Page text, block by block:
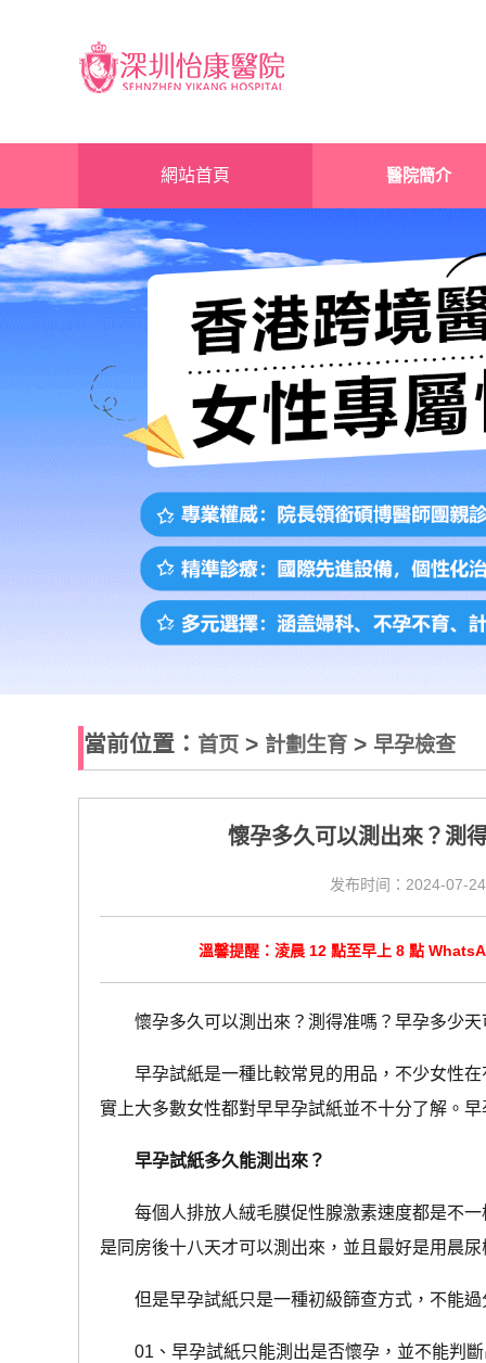
網站首頁 醫院簡介
當前位置： 首页 > 計劃生育 > 早孕檢查
懷孕多久可以測出來？測
发布时间：2024-07-
溫馨提醒：淩晨 12 點至早上 8 點
懷孕多久可以測出來？測得准嗎？早孕多少天
早孕試紙是一種比較常見的用品，不少女性在
實上大多數女性都對早早孕試紙並不十分了解。
早孕試紙多久能測出來？
每個人排放人絨毛膜促性腺激素速度都是不一
是同房後十八天才可以測出來，並且最好是用晨尿
但是早孕試紙只是一種初級篩查方式，不能
01、早孕試紙只能測出是否懷孕，並不能判斷